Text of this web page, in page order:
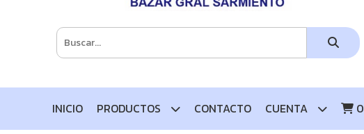
INICIO PRODUCTOS CONTACTO CUENTA 0